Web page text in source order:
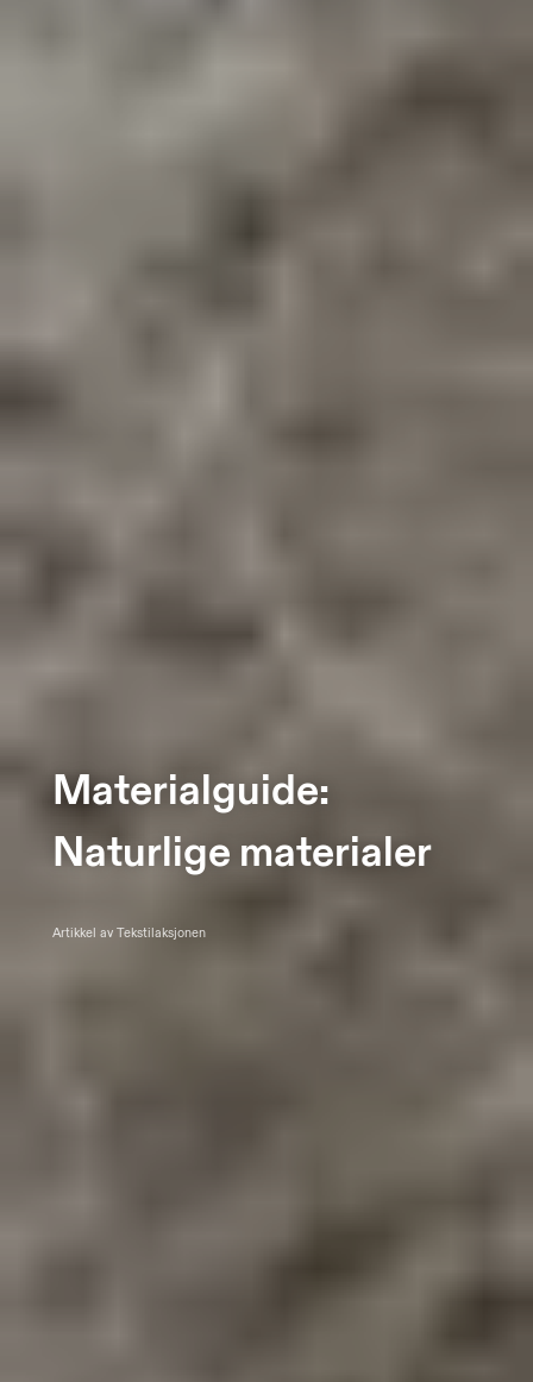
Materialguide:
Naturlige materialer
Artikkel av Tekstilaksjonen